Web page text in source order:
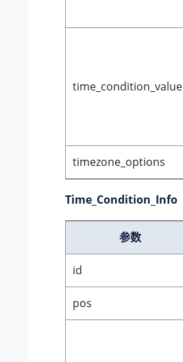
time_condition_value
timezone_options
Time_Condition_Info
参数
id
pos